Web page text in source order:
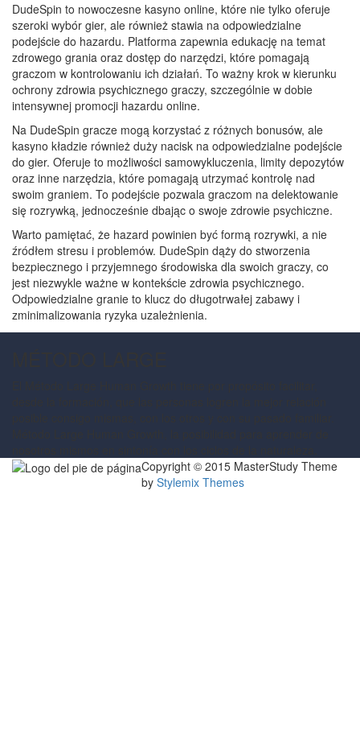
DudeSpin to nowoczesne kasyno online, które nie tylko oferuje
szeroki wybór gier, ale również stawia na odpowiedzialne
podejście do hazardu. Platforma zapewnia edukację na temat
zdrowego grania oraz dostęp do narzędzi, które pomagają
graczom w kontrolowaniu ich działań. To ważny krok w kierunku
ochrony zdrowia psychicznego graczy, szczególnie w dobie
intensywnej promocji hazardu online.
Na DudeSpin gracze mogą korzystać z różnych bonusów, ale
kasyno kładzie również duży nacisk na odpowiedzialne podejście
do gier. Oferuje to możliwości samowykluczenia, limity depozytów
oraz inne narzędzia, które pomagają utrzymać kontrolę nad
swoim graniem. To podejście pozwala graczom na delektowanie
się rozrywką, jednocześnie dbając o swoje zdrowie psychiczne.
Warto pamiętać, że hazard powinien być formą rozrywki, a nie
źródłem stresu i problemów. DudeSpin dąży do stworzenia
bezpiecznego i przyjemnego środowiska dla swoich graczy, co
jest niezwykle ważne w kontekście zdrowia psychicznego.
Odpowiedzialne granie to klucz do długotrwałej zabawy i
zminimalizowania ryzyka uzależnienia.
Copyright © 2015 MasterStudy Theme
by Stylemix Themes